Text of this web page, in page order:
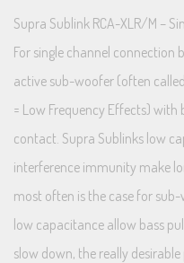
Supra Sublink RCA-XLR/M –
For single channel connection
active sub-woofer (often
= Low Frequency Effects) with
contact. Supra Sublinks low
interference immunity make
most often is the case for
low capacitance allow bass
slow down, the really